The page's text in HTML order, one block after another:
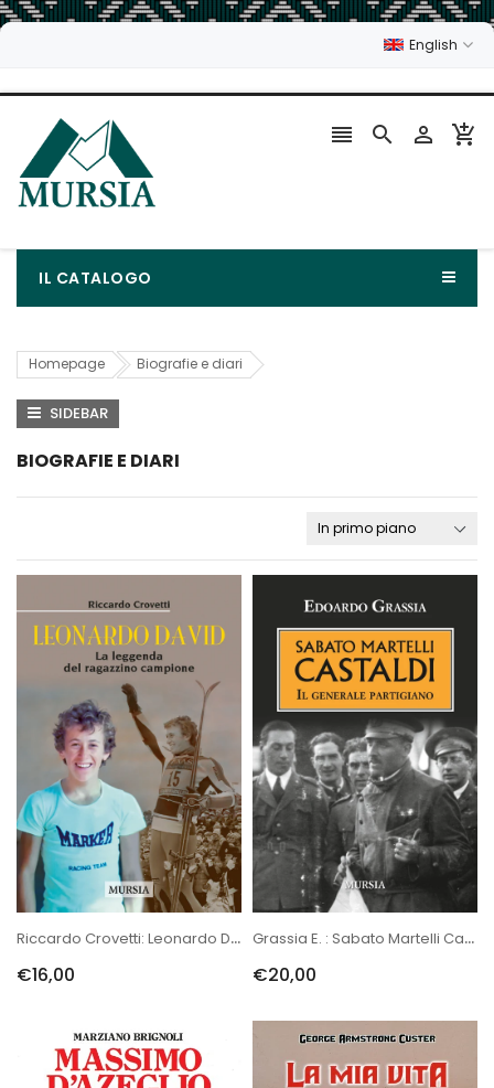
English
   
IL CATALOGO
Homepage Biografie e diari
SIDEBAR
BIOGRAFIE E DIARI
Riccardo Crovetti: Leonardo David. La Leggenda Del Ragazzino Campione
€16,00
Grassia E. : Sabato Martelli Castaldi
€20,00